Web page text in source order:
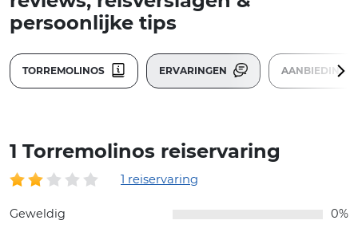
persoonlijke tips
TORREMOLINOS ERVARINGEN
1 Torremolinos reiservaring
1 reiservaring
Geweldig
0%